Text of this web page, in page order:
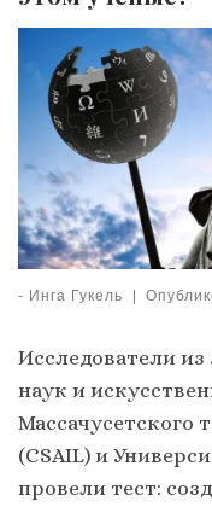
- Инга Гукель |
Исследователи
наук и
Массачусетского
(CSAIL) и
провели тест: